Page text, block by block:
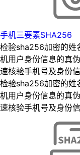
手机三要素SHA256
检验sha256加密的姓
机用户身份信息的真
速核验手机号及身份
检验sha256加密的姓
机用户身份信息的真
速核验手机号及身份